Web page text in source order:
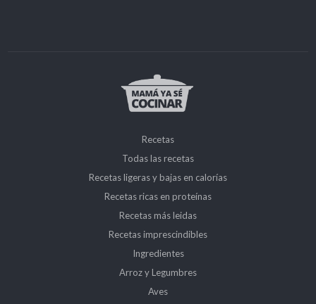
Recetas
Todas las recetas
Recetas ligeras y bajas en calorías
Recetas ricas en proteínas
Recetas más leidas
Recetas imprescindibles
Ingredientes
Arroz y Legumbres
Aves